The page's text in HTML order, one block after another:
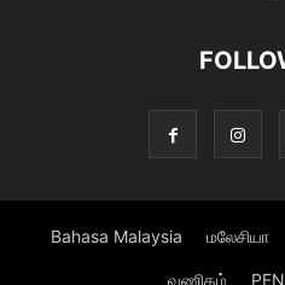
Bahasa Malaysia மலேசியா
வணிகம்